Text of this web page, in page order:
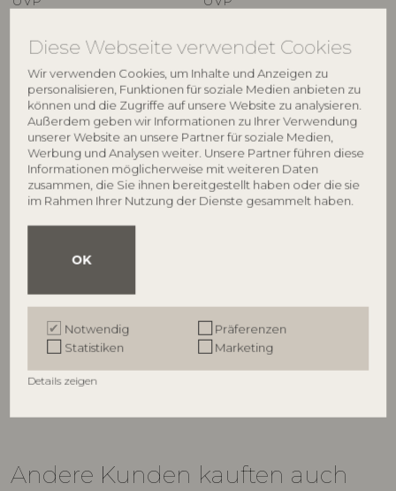
Diese Webseite verwendet Cookies
Wir verwenden Cookies, um Inhalte und Anzeigen zu
personalisieren, Funktionen für soziale Medien anbieten zu
können und die Zugriffe auf unsere Website zu analysieren.
Außerdem geben wir Informationen zu Ihrer Verwendung
unserer Website an unsere Partner für soziale Medien,
Werbung und Analysen weiter. Unsere Partner führen diese
Informationen möglicherweise mit weiteren Daten
zusammen, die Sie ihnen bereitgestellt haben oder die sie
im Rahmen Ihrer Nutzung der Dienste gesammelt haben.
OK
Notwendig
Präferenzen
Statistiken
Marketing
Details zeigen
Candle, Grün,
4537500300
285 G. - 50 Hours - D9xH10,7 cm
44,90
4626107200
590 G. - 60 Hours - D11,5xH12 cm
UVP
€ 64,90
Andere Kunden kauften auch